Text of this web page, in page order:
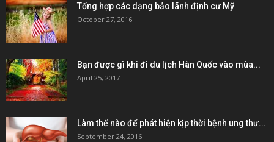
Tổng hợp các dạng bảo lãnh định cư Mỹ
October 27, 2016
Bạn được gì khi đi du lịch Hàn Quốc vào mùa...
April 25, 2017
Làm thế nào để phát hiện kịp thời bệnh ung thư...
September 24, 2016